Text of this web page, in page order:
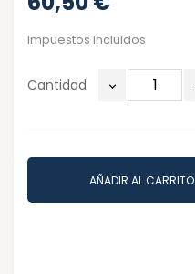
Impuestos incluidos
Cantidad
AÑADIR AL CARRITO